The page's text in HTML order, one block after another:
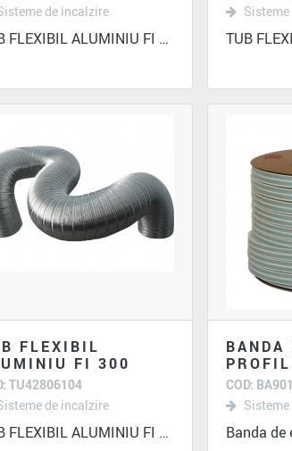
de incalzire
TUB FLEXIBIL ALUMINIU FI 150
FLEXIBIL
FI 300
TU42806104
de incalzire
TUB FLEXIBIL ALUMINIU FI 300
BANDA
COD: